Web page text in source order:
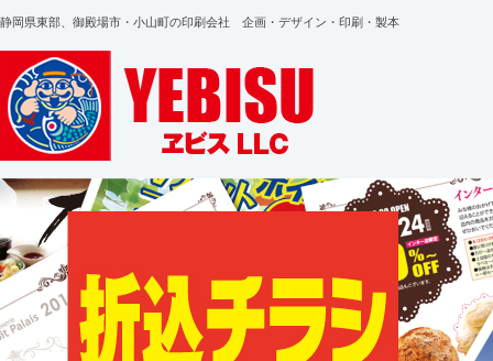
静岡県東部、御殿場市・小山町の印刷会社 企画・デザイン・印刷・製本